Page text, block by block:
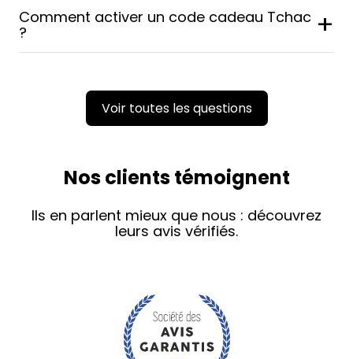
Comment activer un code cadeau Tchac
?
+
Voir toutes les questions
Nos clients témoignent
Ils en parlent mieux que nous : découvrez
leurs avis vérifiés.